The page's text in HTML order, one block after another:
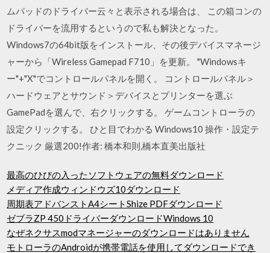
ムパッドのドライバー云々と表示される場合は、 この箱コンの
ドライバーを流用するというので私も解決となった。
Windows7の64bit版をインストール、その後デバイスマネージ
ャーから「Wireless Gamepad F710」を更新。 "Windowsキ
ー"+"X"でコントロールパネルを開く。 コントロールパネル＞
ハードウェアとサウンド＞デバイスとプリンターを選ぶ
GamePadを選んで、右クリックする。 ゲームコントローラの
設定クリックする。 ひと目でわかる Windows10 操作・設定テ
クニック 厳選200!作者: 橋本和則,橋本直美出版社
最高のひびの入ったソフトウェアの無料ダウンロード
メディア作成ウィンドウズ10ダウンロード
周期表アドバンストA4シートShize PDFダウンロード
ゼブラZP 450ドライバーダウンロードWindows 10
なぜネクサスmodマネージャーのダウンロードはありません
モトローラのAndroidが携帯電話を使用してダウンロードでき